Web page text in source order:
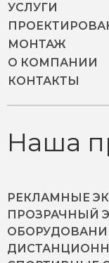
УСЛУГИ
МОНТАЖ
О КОМПАНИИ
КОНТАКТЫ
Наша
РЕКЛАМНЫЕ
ПРОЗРАЧНЫЙ